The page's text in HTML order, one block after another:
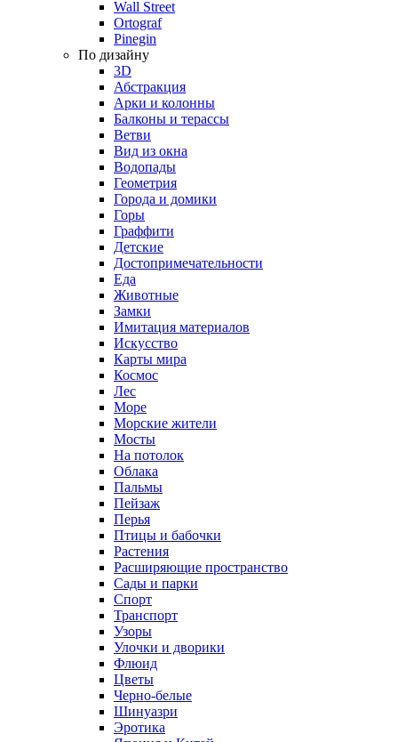
Wall Street
Ortograf
Pinegin
По дизайну
3D
Абстракция
Арки и колонны
Балконы и терассы
Ветви
Вид из окна
Водопады
Геометрия
Города и домики
Горы
Граффити
Детские
Достопримечательности
Еда
Животные
Замки
Имитация материалов
Искусство
Карты мира
Космос
Лес
Море
Морские жители
Мосты
На потолок
Облака
Пальмы
Пейзаж
Перья
Птицы и бабочки
Растения
Расширяющие пространство
Сады и парки
Спорт
Транспорт
Узоры
Улочки и дворики
Флюид
Цветы
Черно-белые
Шинуазри
Эротика